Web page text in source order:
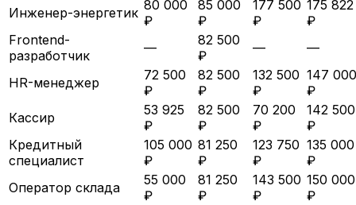
Инженер-энергетик 80 000
₽
85 000
₽
177 500
₽
175 822
₽
Frontend-
разработчик
—
82 500
₽
— —
HR-менеджер
72 500
₽
82 500
₽
132 500
₽
147 000
₽
Кассир
53 925
₽
82 500
₽
70 200
₽
142 500
₽
Кредитный
специалист
105 000
₽
81 250
₽
123 750
₽
135 000
₽
Оператор склада
55 000
₽
81 250
₽
143 500
₽
150 000
₽